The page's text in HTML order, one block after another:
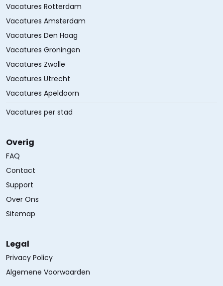
Vacatures Rotterdam
Vacatures Amsterdam
Vacatures Den Haag
Vacatures Groningen
Vacatures Zwolle
Vacatures Utrecht
Vacatures Apeldoorn
Vacatures per stad
Overig
FAQ
Contact
Support
Over Ons
Sitemap
Legal
Privacy Policy
Algemene Voorwaarden